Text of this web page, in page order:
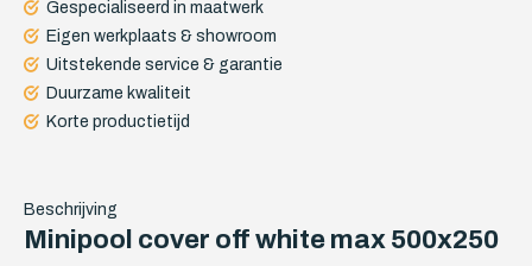
Gespecialiseerd in maatwerk
Eigen werkplaats & showroom
Uitstekende service & garantie
Duurzame kwaliteit
Korte productietijd
Beschrijving
Minipool cover off white max 500x250